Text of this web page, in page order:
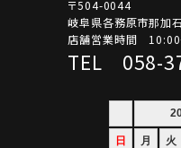
〒504-0044
岐阜県各務原市那加
店舗営業時間 10:00
TEL 058-